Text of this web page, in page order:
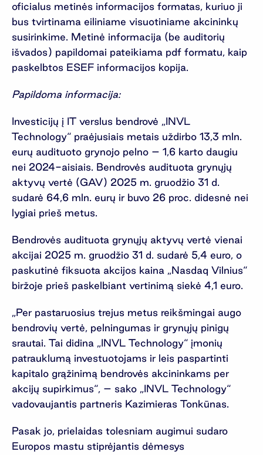
oficialus metinės informacijos formatas, kuriuo ji
bus tvirtinama eiliniame visuotiniame akcininkų
susirinkime. Metinė informacija (be auditorių
išvados) papildomai pateikiama pdf formatu, kaip
paskelbtos ESEF informacijos kopija.
Papildoma informacija:
Investicijų į IT verslus bendrovė „INVL
Technology“ praėjusiais metais uždirbo 13,3 mln.
eurų audituoto grynojo pelno – 1,6 karto daugiu
nei 2024-aisiais. Bendrovės audituota grynųjų
aktyvų vertė (GAV) 2025 m. gruodžio 31 d.
sudarė 64,6 mln. eurų ir buvo 26 proc. didesnė nei
lygiai prieš metus.
Bendrovės audituota grynųjų aktyvų vertė vienai
akcijai 2025 m. gruodžio 31 d. sudarė 5,4 euro, o
paskutinė fiksuota akcijos kaina „Nasdaq Vilnius“
biržoje prieš paskelbiant vertinimą siekė 4,1 euro.
„Per pastaruosius trejus metus reikšmingai augo
bendrovių vertė, pelningumas ir grynųjų pinigų
srautai. Tai didina „INVL Technology“ įmonių
patrauklumą investuotojams ir leis paspartinti
kapitalo grąžinimą bendrovės akcininkams per
akcijų supirkimus“, – sako „INVL Technology“
vadovaujantis partneris Kazimieras Tonkūnas.
Pasak jo, prielaidas tolesniam augimui sudaro
Europos mastu stiprėjantis dėmesys